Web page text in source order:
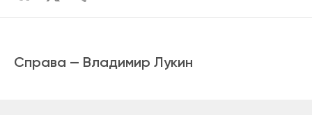
Справа — Владимир Лукин